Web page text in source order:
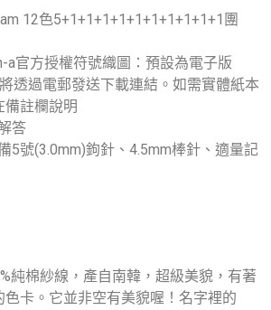
12色5+1+1+1+1+1+1+1+1+1+1團
a官方授權符號織圖：預設為電子版
透過電郵發送下載連結。如需實體紙本
備註欄說明
答
5號(3.0mm)鉤針、4.5mm棒針、適量記
純棉紗線，產自南韓，超級美貌，有著
卡。它並非空有美貌喔！名字裡的